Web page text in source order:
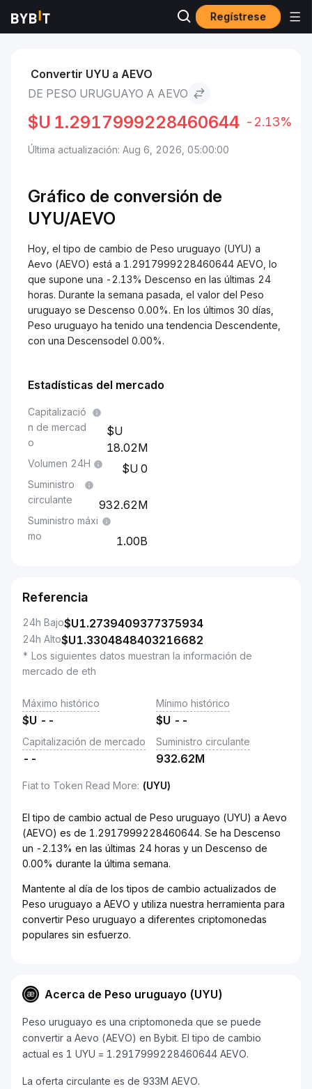
Regístrese
Mercados Peso uruguayo to Aevo
Convertir UYU a AEVO
DE PESO URUGUAYO A AEVO
$U 1.2917999228460644 -2.13%
Última actualización: Aug 6, 2026, 05:00:00
Gráfico de conversión de
UYU/AEVO
Hoy, el tipo de cambio de Peso uruguayo (UYU) a
Aevo (AEVO) está a 1.2917999228460644 AEVO, lo
que supone una -2.13% Descenso en las últimas 24
horas. Durante la semana pasada, el valor del Peso
uruguayo se Descenso 0.00%. En los últimos 30 días,
Peso uruguayo ha tenido una tendencia Descendente,
con una Descensodel 0.00%.
Estadísticas del mercado
Capitalizació
n de mercad
o
18.02M
Volumen 24H 0
Suministro
circulante
932.62M
Suministro máxi
mo
1.00B
Referencia
24h Bajo$U1.2739409377375934
24h Alto$U1.3304848403216682
* Los siguientes datos muestran la información de
mercado de eth
Máximo histórico
$U --
Mínimo histórico
$U --
Capitalización de mercado
--
Suministro circulante
932.62M
Fiat to Token Read More: (UYU)
El tipo de cambio actual de Peso uruguayo (UYU) a Aevo
(AEVO) es de 1.2917999228460644. Se ha Descenso
un -2.13% en las últimas 24 horas y un Descenso de
0.00% durante la última semana.
Mantente al día de los tipos de cambio actualizados de
Peso uruguayo a AEVO y utiliza nuestra herramienta para
convertir Peso uruguayo a diferentes criptomonedas
populares sin esfuerzo.
Acerca de Peso uruguayo (UYU)
Peso uruguayo es una criptomoneda que se puede
convertir a Aevo (AEVO) en Bybit. El tipo de cambio
actual es 1 UYU = 1.2917999228460644 AEVO.
La oferta circulante es de 933M AEVO.